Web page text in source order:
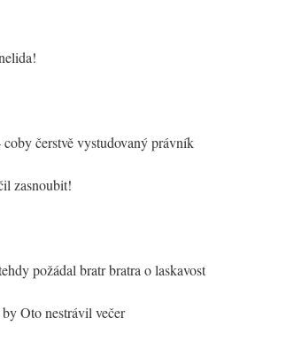
čerstvě vystudovaný právník
zasnoubit!
požádal bratr bratra o laskavost
Oto nestrávil večer